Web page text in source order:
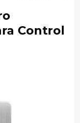
Control